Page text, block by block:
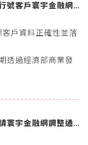
號客戶寰宇金融網
戶資料正確性並落
透過經濟部商業發
寰宇金融網調整通